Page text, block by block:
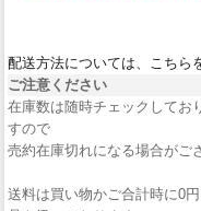
配送方法については、こちら
ご注意ください
在庫数は随時チェックしてお
すので
売約在庫切れになる場合がご
送料は買い物かご合計時に0